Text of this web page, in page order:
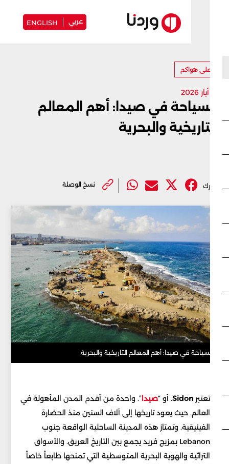
ENGLISH
هواكم
في صيدا: أهم المعالم
والبحرية
نسخ الوصلة
في صيدا: أهم المعالم التاريخية والبحرية
Sidon. أو “صيدا”. واحدة من أقدم المدن المأهولة في
العالم. حيث يعود تاريخها إلى آلاف السنين منذ الحضارة
الفينيقية. وتمتاز هذه المدينة الساحلية الواقعة جنوب
Lebanon بمزيج فريد يجمع بين التاريخ العريق. والأسواق
التراثية والهوية البحرية المتوسطية التي تمنحها طابعاً خاصاً